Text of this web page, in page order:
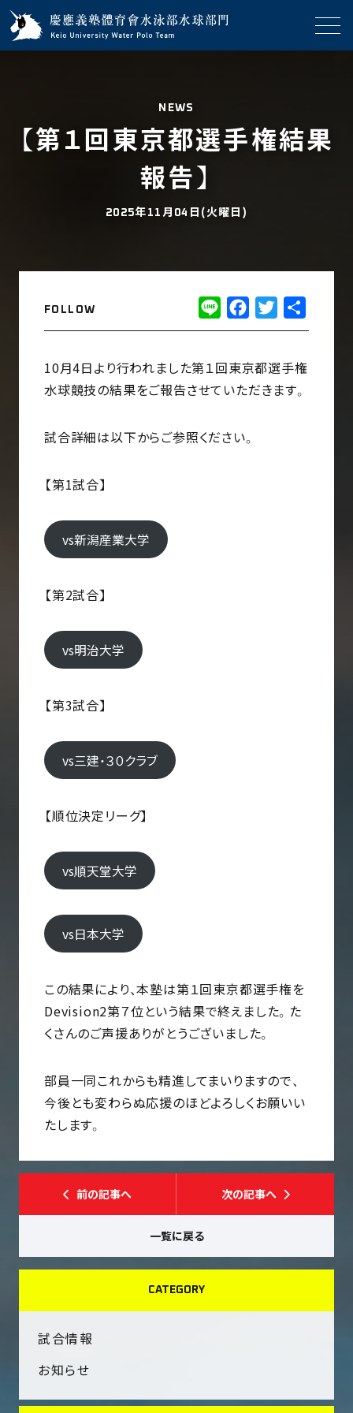
NEWS
【第１回東京都選手権結果
報告】
2025年11月04日(火曜日)
FOLLOW Line FacebookTwitter
有
10月4日より行われました第１回東京都選手権
水球競技の結果をご報告させていただきます。
試合詳細は以下からご参照ください。
【第1試合】
vs新潟産業大学
【第2試合】
vs明治大学
【第3試合】
vs三建・３０クラブ
【順位決定リーグ】
vs順天堂大学
vs日本大学
この結果により、本塾は第１回東京都選手権を
Devision2第７位という結果で終えました。た
くさんのご声援ありがとうございました。
部員一同これからも精進してまいりますので、
今後とも変わらぬ応援のほどよろしくお願いい
たします。
前の記事へ
一覧に戻る
次の記事へ
CATEGORY
試合情報
お知らせ